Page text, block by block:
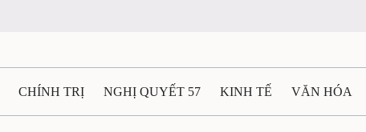
CHÍNH TRỊ NGHỊ QUYẾT 57 KINH TẾ VĂN HÓA